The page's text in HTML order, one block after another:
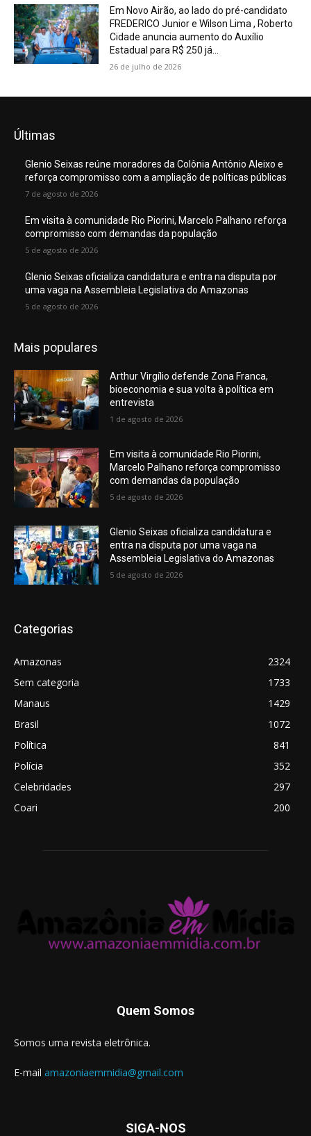
Em Novo Airão, ao lado do pré-candidato
FREDERICO Junior e Wilson Lima , Roberto
Cidade anuncia aumento do Auxílio
Estadual para R$ 250 já...
26 de julho de 2026
Últimas
Glenio Seixas reúne moradores da Colônia Antônio Aleixo e
reforça compromisso com a ampliação de políticas públicas
7 de agosto de 2026
Em visita à comunidade Rio Piorini, Marcelo Palhano reforça
compromisso com demandas da população
5 de agosto de 2026
Glenio Seixas oficializa candidatura e entra na disputa por
uma vaga na Assembleia Legislativa do Amazonas
5 de agosto de 2026
Mais populares
Arthur Virgílio defende Zona Franca,
bioeconomia e sua volta à política em
entrevista
1 de agosto de 2026
Em visita à comunidade Rio Piorini,
Marcelo Palhano reforça compromisso
com demandas da população
5 de agosto de 2026
Glenio Seixas oficializa candidatura e
entra na disputa por uma vaga na
Assembleia Legislativa do Amazonas
5 de agosto de 2026
Categorias
Amazonas
2324
Sem categoria
1733
Manaus
1429
Brasil
1072
Política
841
Polícia
352
Celebridades
297
Coari
200
Quem Somos
Somos uma revista eletrônica.
E-mail amazoniaemmidia@gmail.com
SIGA-NOS